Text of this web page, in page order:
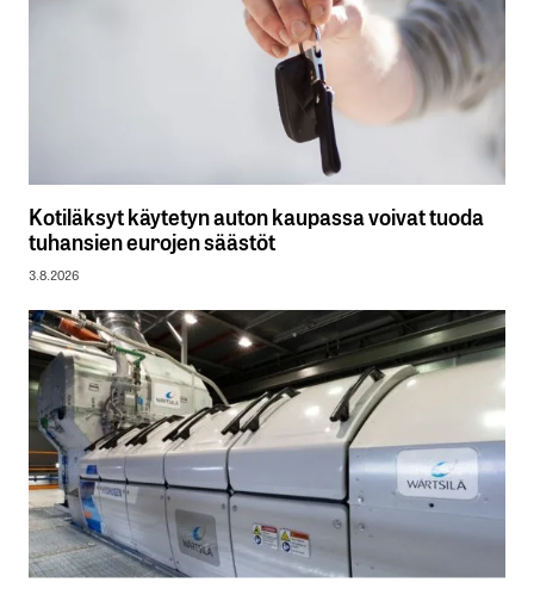
Kotiläksyt käytetyn auton kaupassa voivat tuoda
tuhansien eurojen säästöt
3.8.2026